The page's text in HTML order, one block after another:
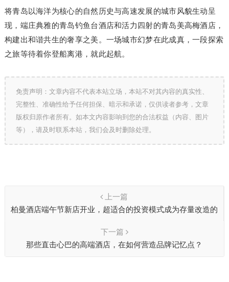
将青岛以海洋为核心的自然历史与高速发展的城市风貌生动呈
现，端庄典雅的青岛钓鱼台酒店和活力四射的青岛美高梅酒店，
构建出和谐共生的奢享之美。一场城市幻梦在此成真，一段探索
之旅等待着你登船离港，就此起航。
免责声明：文章内容不代表本站立场，本站不对其内容的真实性、
完整性、准确性给予任何担保、暗示和承诺，仅供读者参考，文章
版权归原作者所有。如本文内容影响到您的合法权益（内容、图片
等），请及时联系本站，我们会及时删除处理。
上一篇
柏曼酒店端午节新店开业，超适合的投资模式成为存量改造的
下一篇
那些直击心巴的高端酒店，在如何营造品牌记忆点？